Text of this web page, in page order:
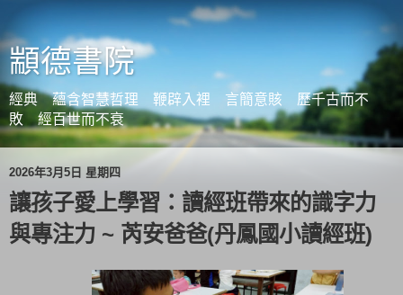
顓德書院
經典 蘊含智慧哲理 鞭辟入裡 言簡意賅 歷千古而不
敗 經百世而不衰
2026年3月5日 星期四
讓孩子愛上學習：讀經班帶來的識字力
與專注力 ~ 芮安爸爸(丹鳳國小讀經班)